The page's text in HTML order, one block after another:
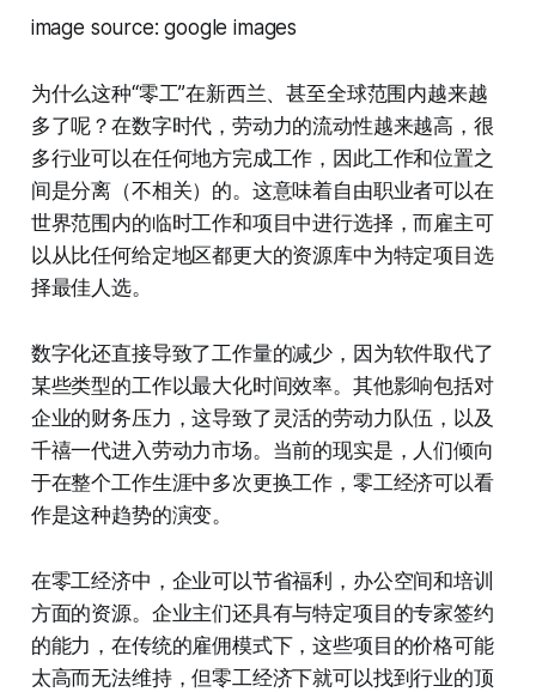
image source: google images
为什么这种“零工”在新西兰、甚至全球范围内越来越
多了呢？在数字时代，劳动力的流动性越来越高，很
多行业可以在任何地方完成工作，因此工作和位置之
间是分离（不相关）的。这意味着自由职业者可以在
世界范围内的临时工作和项目中进行选择，而雇主可
以从比任何给定地区都更大的资源库中为特定项目选
择最佳人选。
数字化还直接导致了工作量的减少，因为软件取代了
某些类型的工作以最大化时间效率。其他影响包括对
企业的财务压力，这导致了灵活的劳动力队伍，以及
千禧一代进入劳动力市场。当前的现实是，人们倾向
于在整个工作生涯中多次更换工作，零工经济可以看
作是这种趋势的演变。
在零工经济中，企业可以节省福利，办公空间和培训
方面的资源。企业主们还具有与特定项目的专家签约
的能力，在传统的雇佣模式下，这些项目的价格可能
太高而无法维持，但零工经济下就可以找到行业的顶